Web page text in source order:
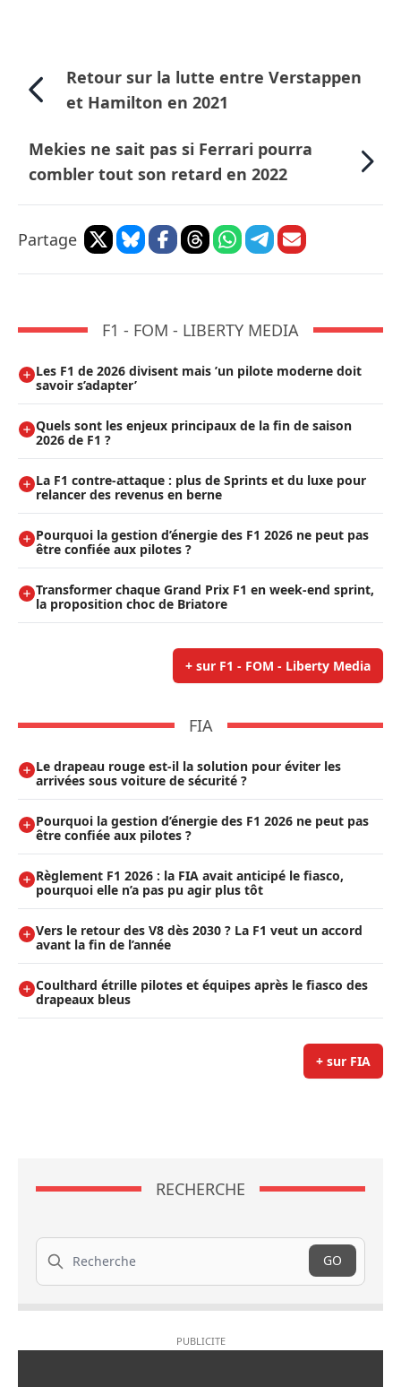
Retour sur la lutte entre Verstappen
et Hamilton en 2021
Mekies ne sait pas si Ferrari pourra
combler tout son retard en 2022
Partage
F1 - FOM - LIBERTY MEDIA
Les F1 de 2026 divisent mais ’un pilote moderne doit
savoir s’adapter’
Quels sont les enjeux principaux de la fin de saison
2026 de F1 ?
La F1 contre-attaque : plus de Sprints et du luxe pour
relancer des revenus en berne
Pourquoi la gestion d’énergie des F1 2026 ne peut pas
être confiée aux pilotes ?
Transformer chaque Grand Prix F1 en week-end sprint,
la proposition choc de Briatore
+ sur F1 - FOM - Liberty Media
FIA
Le drapeau rouge est-il la solution pour éviter les
arrivées sous voiture de sécurité ?
Pourquoi la gestion d’énergie des F1 2026 ne peut pas
être confiée aux pilotes ?
Règlement F1 2026 : la FIA avait anticipé le fiasco,
pourquoi elle n’a pas pu agir plus tôt
Vers le retour des V8 dès 2030 ? La F1 veut un accord
avant la fin de l’année
Coulthard étrille pilotes et équipes après le fiasco des
drapeaux bleus
+ sur FIA
RECHERCHE
Recherche
GO